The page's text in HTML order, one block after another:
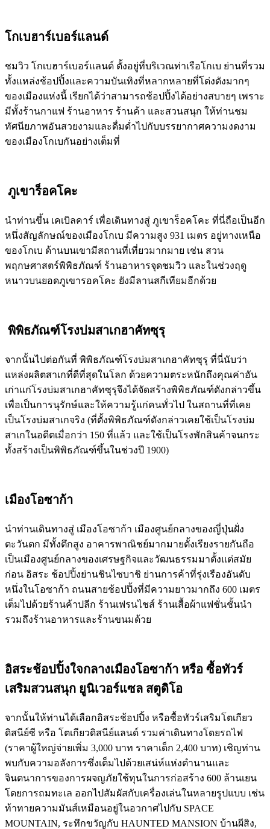
โกเบฮาร์เบอร์แลนด์
ชมวิว โกเบฮาร์เบอร์แลนด์ ตั้งอยู่ที่บริเวณท่าเรือโกเบ ย่านที่รวม
ทั้งแหล่งช้อปปิ้งและความบันเทิงที่หลากหลายที่โด่งดังมากๆ
ของเมืองแห่งนี้ เรียกได้ว่าสามารถช้อปปิ้งได้อย่างสบายๆ เพราะ
มีทั้งร้านกาแฟ ร้านอาหาร ร้านค้า และสวนสนุก ให้ท่านชม
ทัศนียภาพอันสวยงามและดื่มด่ำไปกับบรรยากาศความงดงาม
ของเมืองโกเบกันอย่างเต็มที่
ภูเขาร็อคโคะ
นำท่านขึ้น เคเบิลคาร์ เพื่อเดินทางสู่ ภูเขาร็อคโคะ ที่นี่ถือเป็นอีก
หนึ่งสัญลักษณ์ของเมืองโกเบ มีความสูง 931 เมตร อยู่ทางเหนือ
ของโกเบ ด้านบนเขามีสถานที่เที่ยวมากมาย เช่น สวน
พฤกษศาสตร์พิพิธภัณฑ์ ร้านอาหารจุดชมวิว และในช่วงฤดู
หนาวบนยอดภูเขารอคโคะ ยังมีลานสกีเทียมอีกด้วย
พิพิธภัณฑ์โรงบ่มสาเกฮาคัทซุรุ
จากนั้นไปต่อกันที่ พิพิธภัณฑ์โรงบ่มสาเกฮาคัทซุรุ ที่นี่นับว่า
แหล่งผลิตสาเกที่ดีที่สุดในโลก ด้วยความตระหนักถึงคุณค่าอัน
เก่าแก่โรงบ่มสาเกฮาคัทซุรุจึงได้จัดสร้างพิพิธภัณฑ์ดังกล่าวขึ้น
เพื่อเป็นการนุรักษ์และให้ความรู้แก่คนทั่วไป ในสถานที่ที่เคย
เป็นโรงบ่มสาเกจริง (ที่ตั้งพิพิธภัณฑ์ดังกล่าวเคยใช้เป็นโรงบ่ม
สาเกในอดีตเมื่อกว่า 150 ที่แล้ว และใช้เป็นโรงพักสินค้าจนกระ
ทั้งสร้างเป็นพิพิธภัณฑ์ขึ้นในช่วงปี 1900)
เมืองโอซาก้า
นำท่านเดินทางสู่ เมืองโอซาก้า เมืองศูนย์กลางของญี่ปุ่นฝั่ง
ตะวันตก มีทั้งตึกสูง อาคารพาณิชย์มากมายตั้งเรียงรายกันถือ
เป็นเมืองศูนย์กลางของเศรษฐกิจและวัฒนธรรมมาตั้งแต่สมัย
ก่อน อิสระ ช้อปปิ้งย่านชินไซบาชิ ย่านการค้าที่รุ่งเรืองอันดับ
หนึ่งในโอซาก้า ถนนสายช้อปปิ้งที่มีความยาวมากถึง 600 เมตร
เต็มไปด้วยร้านค้าปลีก ร้านเฟรนไชส์ ร้านเสื้อผ้าแฟชั่นชั้นนำ
รวมถึงร้านอาหารและร้านขนมด้วย
อิสระช้อปปิ้งใจกลางเมืองโอซาก้า หรือ ซื้อทัวร์
เสริมสวนสนุก ยูนิเวอร์แซล สตูดิโอ
จากนั้นให้ท่านได้เลือกอิสระช้อปปิ้ง หรือซื้อทัวร์เสริมโตเกียว
ดิสนีย์ซี หรือ โตเกียวดิสนีย์แลนด์ รวมค่าเดินทางโดยรถไฟ
(ราคาผู้ใหญ่จ่ายเพิ่ม 3,000 บาท ราคาเด็ก 2,400 บาท) เชิญท่าน
พบกับความอลังการซึ่งเต็มไปด้วยเสน่ห์แห่งตำนานและ
จินตนาการของการผจญภัยใช้ทุนในการก่อสร้าง 600 ล้านเยน
โดยการถมทะเล ออกไปสัมผัสกับเครื่องเล่นในหลายรูปแบบ เช่น
ท้าทายความมันส์เหมือนอยู่ในอวกาศไปกับ SPACE
MOUNTAIN, ระทึกขวัญกับ HAUNTED MANSION บ้านผีสิง,